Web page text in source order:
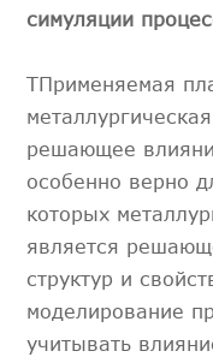
симуляции
TПрименяемая
решающее
особенно верно
которых
является
структур и
моделирование
учитывать